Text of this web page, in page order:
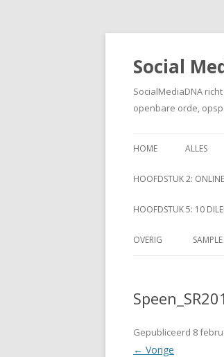
Social
SocialMediaDNA
openbare orde,
HOME ALLES
HOOFDSTUK 2:
HOOFDSTUK 5: 10
OVERIG
Gepubliceerd 8
← Vorige